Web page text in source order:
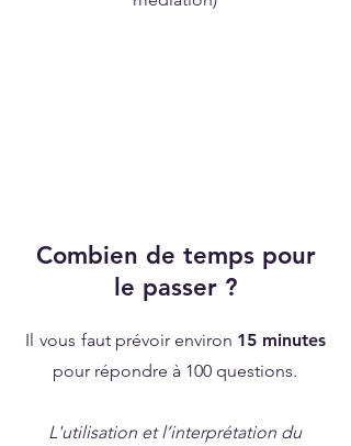
Combien de temps pour
le passer ?
Il vous faut prévoir environ 15 minutes
pour répondre à 100 questions.
L'utilisation et l’interprétation du